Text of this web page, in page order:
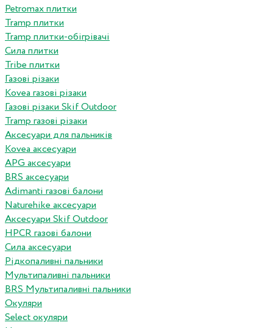
Petromax плитки
Tramp плитки
Tramp плитки-обігрівачі
Сила плитки
Tribe плитки
Газові різаки
Kovea газові різаки
Газові різаки Skif Outdoor
Tramp газові різаки
Аксесуари для пальників
Kovea аксесуари
APG аксесуари
BRS аксесуари
Adimanti газові балони
Naturehike аксесуари
Аксесуари Skif Outdoor
HPCR газові балони
Сила аксесуари
Рідкопаливні пальники
Мультипаливні пальники
BRS Мультипаливні пальники
Окуляри
Select окуляри